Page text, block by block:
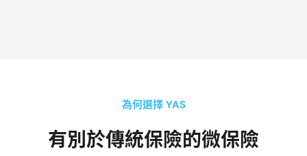
為何選擇 YAS
有別於傳統保險的微保險